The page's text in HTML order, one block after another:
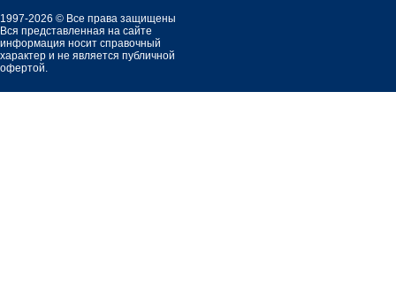
1997-2026 © Все права защищены
Вся представленная на сайте
информация носит справочный
характер и не является публичной
офертой.